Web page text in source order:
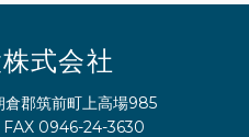
式会社
郡筑前町上高場985
0946-24-3630